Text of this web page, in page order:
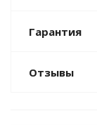
Гарантия
Отзывы